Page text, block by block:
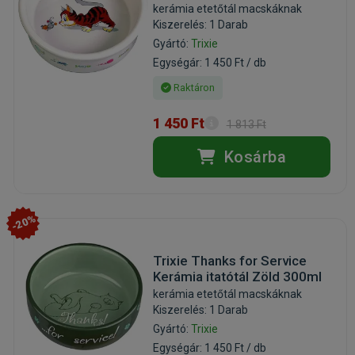
kerámia etetőtál macskáknak
Kiszerelés: 1 Darab
Gyártó: Trixie
Egységár: 1 450 Ft / db
Raktáron
1 450 Ft 1 813 Ft
Kosárba
-20%
Trixie Thanks for Service
Kerámia itatótál Zöld 300ml
kerámia etetőtál macskáknak
Kiszerelés: 1 Darab
Gyártó: Trixie
Egységár: 1 450 Ft / db